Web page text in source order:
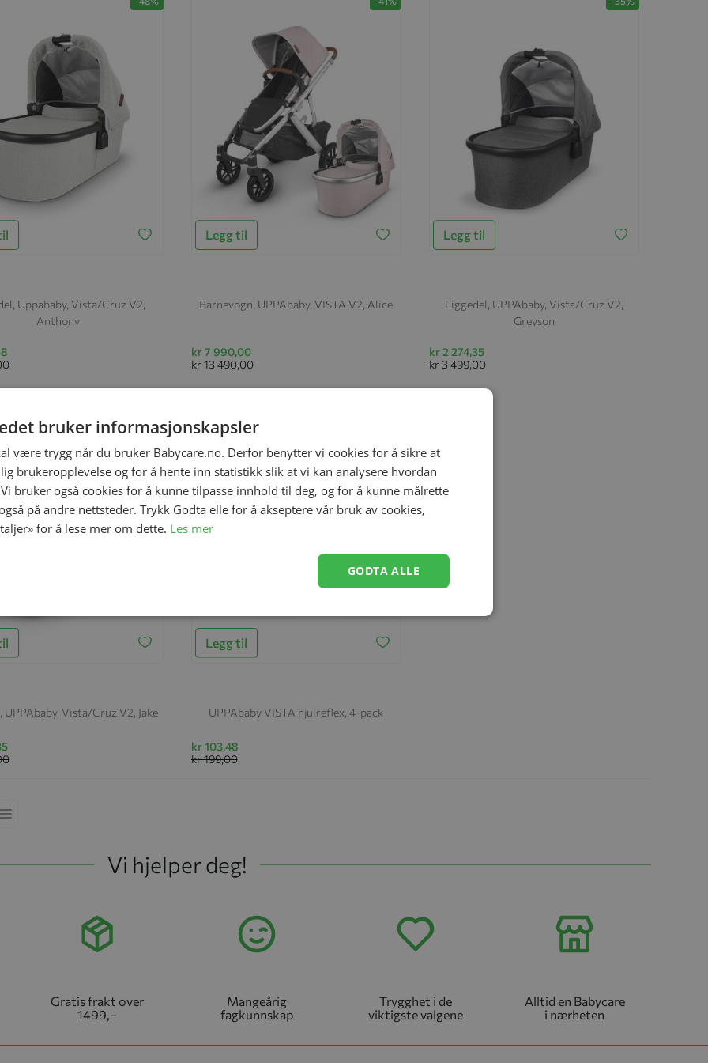
Uppababy, Vista/Cruz V2,
Anthony
Legg til
Barnevogn, UPPAbaby, VISTA V2, Alice
kr 7 990,00
kr 13 490,00
Legg til
Liggedel, UPPAbaby, Vista/Cruz V2,
Greyson
kr 2 274,35
kr 3 499,00
UPPAbaby, Vista/Cruz V2, Jake
Legg til
UPPAbaby VISTA hjulreflex, 4-pack
kr 103,48
kr 199,00
Liste
Vi hjelper deg!
Gratis frakt over
1499,–
Mangeårig
fagkunnskap
Trygghet i de
viktigste valgene
Alltid en Babycare
i nærheten
bruker informasjonskapsler
være trygg når du bruker Babycare.no. Derfor benytter vi cookies for å sikre at
brukeropplevelse og for å hente inn statistikk slik at vi kan analysere hvordan
bruker også cookies for å kunne tilpasse innhold til deg, og for å kunne målrette
på andre nettsteder. Trykk Godta elle for å akseptere vår bruk av cookies,
for å lese mer om dette. Les mer
GODTA ALLE